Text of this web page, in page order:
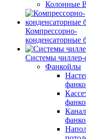
Колонные
Компрессорно-
конденсаторные
Системы
Фанкойлы